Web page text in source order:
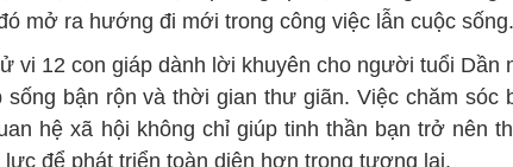
mở ra hướng đi mới trong công việc lẫn cuộc sống.
vi 12 con giáp dành lời khuyên cho người tuổi Dần
bận rộn và thời gian thư giãn. Việc chăm sóc
hệ xã hội không chỉ giúp tinh thần bạn trở nên
để phát triển toàn diện hơn trong tương lai.